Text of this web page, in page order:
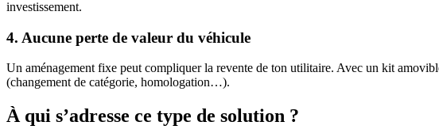
investissement.
4. Aucune perte de valeur du véhicule
Un aménagement fixe peut compliquer la revente de ton utilitaire. Avec un kit
(changement de catégorie, homologation…).
À qui s’adresse ce type de solution ?